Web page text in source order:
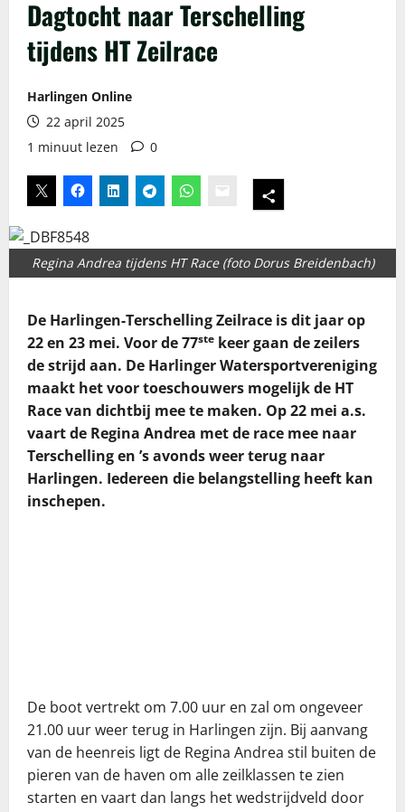
Dagtocht naar Terschelling
tijdens HT Zeilrace
Harlingen Online
22 april 2025
1 minuut lezen
0
Regina Andrea tijdens HT Race (foto Dorus Breidenbach)
De Harlingen-Terschelling Zeilrace is dit jaar op
22 en 23 mei. Voor de 77ste keer gaan de zeilers
de strijd aan. De Harlinger Watersportvereniging
maakt het voor toeschouwers mogelijk de HT
Race van dichtbij mee te maken. Op 22 mei a.s.
vaart de Regina Andrea met de race mee naar
Terschelling en ’s avonds weer terug naar
Harlingen. Iedereen die belangstelling heeft kan
inschepen.
De boot vertrekt om 7.00 uur en zal om ongeveer
21.00 uur weer terug in Harlingen zijn. Bij aanvang
van de heenreis ligt de Regina Andrea stil buiten de
pieren van de haven om alle zeilklassen te zien
starten en vaart dan langs het wedstrijdveld door